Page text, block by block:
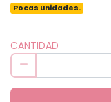
Pocas unidades.
CANTIDAD